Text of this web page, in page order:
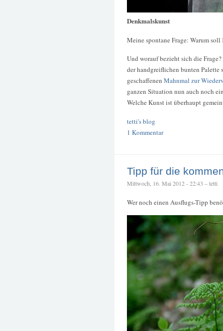
Denkmalskunst
Meine spontane Frage: Warum
Und worauf bezieht sich die
der handgreiflichen bunten
geschaffenen Mahnmal zur
ganzen Situation nun auch noch
Welche Kunst ist überhaupt
tetti's blog
1 Kommentar
Tipp für die
Mittwoch, 16. Mai 2012 - 22:43 – tetti
Wer noch einen Ausflugs-Tipp